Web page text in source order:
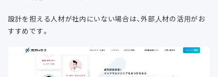
設計を担える人材が社内にいない場合は、外部人材の活用がお
すすめです。